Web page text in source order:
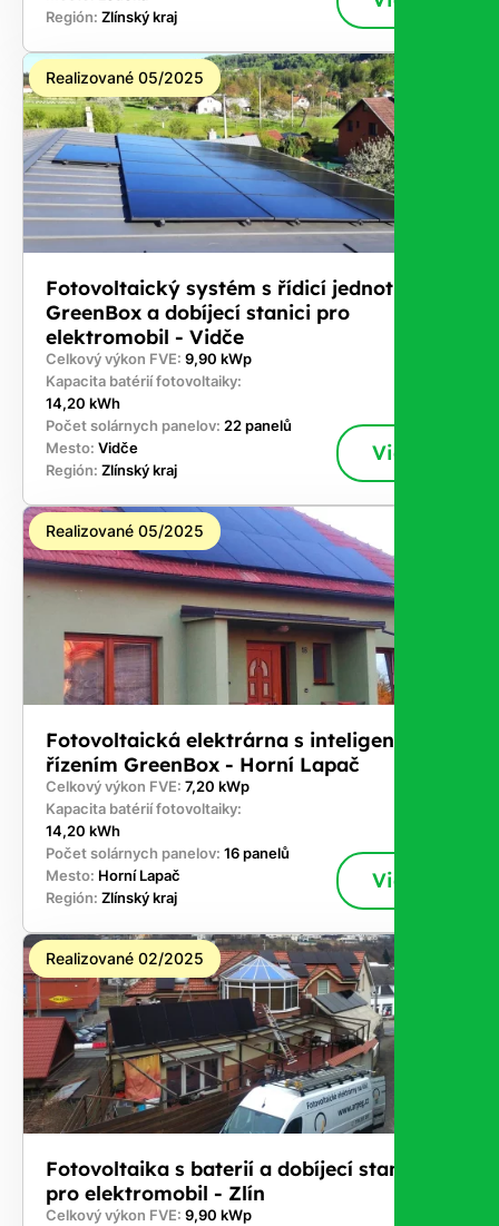
Región: Zlínský kraj
Realizované 05/2025
Fotovoltaický systém s řídicí jednotkou
GreenBox a dobíjecí stanici pro
elektromobil - Vidče
Celkový výkon FVE: 9,90 kWp
Kapacita batérií fotovoltaiky:
14,20 kWh
Počet solárnych panelov: 22 panelů
Mesto: Vidče
Región: Zlínský kraj
Viac
Realizované 05/2025
Fotovoltaická elektrárna s inteligentním
řízením GreenBox - Horní Lapač
Celkový výkon FVE: 7,20 kWp
Kapacita batérií fotovoltaiky:
14,20 kWh
Počet solárnych panelov: 16 panelů
Mesto: Horní Lapač
Región: Zlínský kraj
Viac
Realizované 02/2025
Fotovoltaika s baterií a dobíjecí stanici
pro elektromobil - Zlín
Celkový výkon FVE: 9,90 kWp